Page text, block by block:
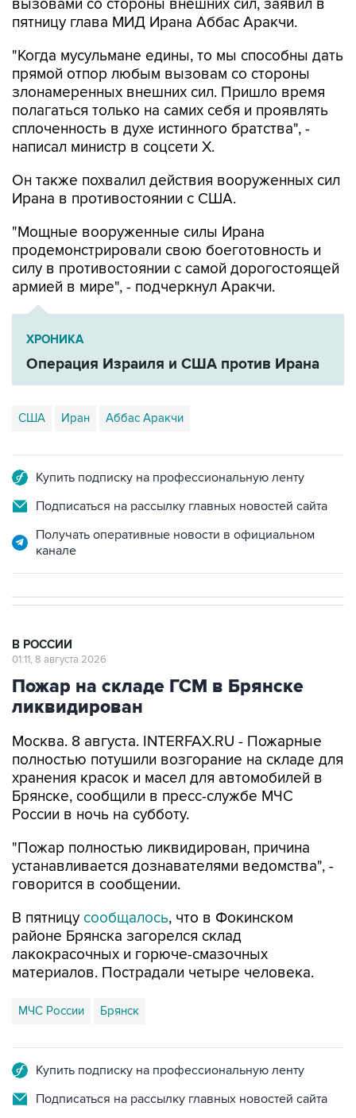
вызовами со стороны внешних сил, заявил в
пятницу глава МИД Ирана Аббас Аракчи.
"Когда мусульмане едины, то мы способны дать
прямой отпор любым вызовам со стороны
злонамеренных внешних сил. Пришло время
полагаться только на самих себя и проявлять
сплоченность в духе истинного братства", -
написал министр в соцсети Х.
Он также похвалил действия вооруженных сил
Ирана в противостоянии с США.
"Мощные вооруженные силы Ирана
продемонстрировали свою боеготовность и
силу в противостоянии с самой дорогостоящей
армией в мире", - подчеркнул Аракчи.
ХРОНИКА
Операция Израиля и США против Ирана
США Иран Аббас Аракчи
Купить подписку на профессиональную ленту
Подписаться на рассылку главных новостей сайта
Получать оперативные новости в официальном
канале
В РОССИИ
01:11, 8 августа 2026
Пожар на складе ГСМ в Брянске
ликвидирован
Москва. 8 августа. INTERFAX.RU - Пожарные
полностью потушили возгорание на складе для
хранения красок и масел для автомобилей в
Брянске, сообщили в пресс-службе МЧС
России в ночь на субботу.
"Пожар полностью ликвидирован, причина
устанавливается дознавателями ведомства", -
говорится в сообщении.
В пятницу сообщалось, что в Фокинском
районе Брянска загорелся склад
лакокрасочных и горюче-смазочных
материалов. Пострадали четыре человека.
МЧС России Брянск
Купить подписку на профессиональную ленту
Подписаться на рассылку главных новостей сайта